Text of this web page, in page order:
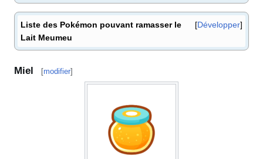
Développer
Liste des Pokémon pouvant ramasser le
Lait Meumeu
Miel [modifier]